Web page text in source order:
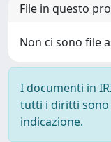
File in questo
Non ci sono file
I documenti in
tutti i diritti sono
indicazione.